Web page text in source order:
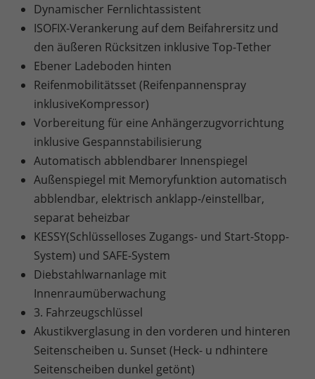
Dynamischer Fernlichtassistent
ISOFIX-Verankerung auf dem Beifahrersitz und
den äußeren Rücksitzen inklusive Top-Tether
Ebener Ladeboden hinten
Reifenmobilitätsset (Reifenpannenspray
inklusiveKompressor)
Vorbereitung für eine Anhängerzugvorrichtung
inklusive Gespannstabilisierung
Automatisch abblendbarer Innenspiegel
Außenspiegel mit Memoryfunktion automatisch
abblendbar, elektrisch anklapp-/einstellbar,
separat beheizbar
KESSY(Schlüsselloses Zugangs- und Start-Stopp-
System) und SAFE-System
Diebstahlwarnanlage mit
Innenraumüberwachung
3. Fahrzeugschlüssel
Akustikverglasung in den vorderen und hinteren
Seitenscheiben u. Sunset (Heck- u ndhintere
Seitenscheiben dunkel getönt)